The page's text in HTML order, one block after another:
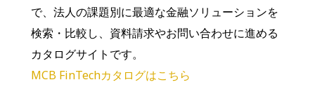
で、法人の課題別に最適な金融ソリューションを
検索・比較し、資料請求やお問い合わせに進める
カタログサイトです。
MCB FinTechカタログはこちら